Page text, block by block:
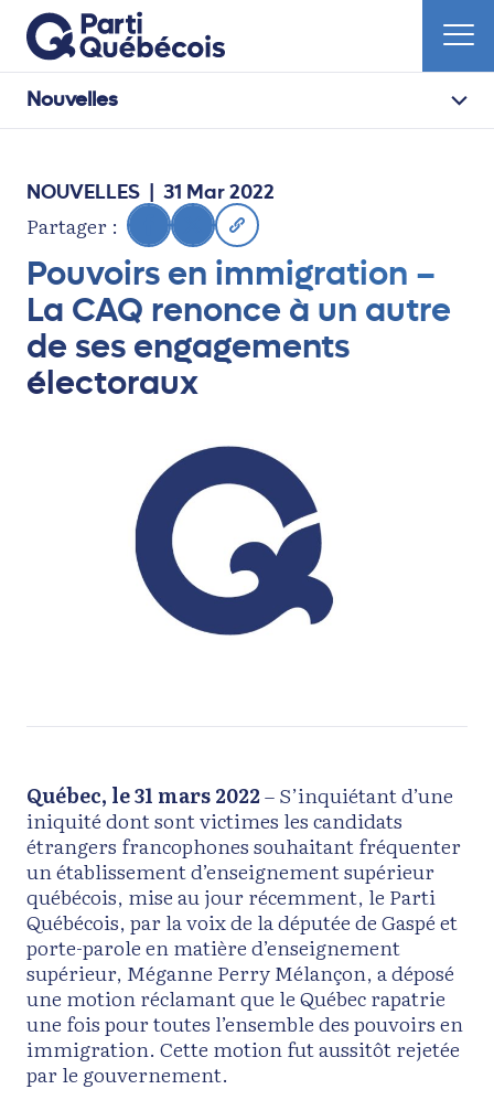
Nouvelles
NOUVELLES | 31 Mar 2022
Partager :
Pouvoirs en immigration –
La CAQ renonce à un autre
de ses engagements
électoraux
Québec, le 31 mars 2022– S’inquiétant d’une
iniquité dont sont victimes les candidats
étrangers francophones souhaitant fréquenter
un établissement d’enseignement supérieur
québécois, mise au jour récemment, le Parti
Québécois, par la voix de la députée de Gaspé et
porte-parole en matière d’enseignement
supérieur, Méganne Perry Mélançon, a déposé
une motion réclamant que le Québec rapatrie
une fois pour toutes l’ensemble des pouvoirs en
immigration. Cette motion fut aussitôt rejetée
par le gouvernement.